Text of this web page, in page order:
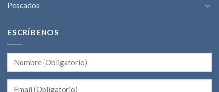
Pescados
ESCRÍBENOS